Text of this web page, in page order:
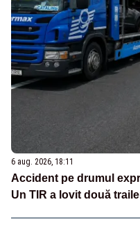
6 aug. 2026, 18:11
Accident pe drumul
Un TIR a lovit două